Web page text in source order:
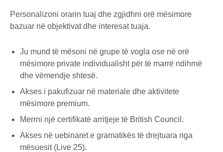
Personalizoni orarin tuaj dhe zgjidhni orë mësimore
bazuar në objektivat dhe interesat tuaja.
Ju mund të mësoni në grupe të vogla ose në orë
mësimore private individualisht për të marrë ndihmë
dhe vëmendje shtesë.
Akses i pakufizuar në materiale dhe aktivitete
mësimore premium.
Merrni një certifikatë arritjeje të British Council.
Akses në uebinaret e gramatikës të drejtuara nga
mësuesit (Live 25).